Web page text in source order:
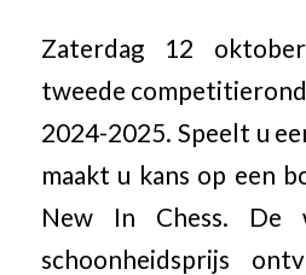
Zaterdag 12
tweede
2024-2025. Speelt u
maakt u kans op een
New In Chess. De
schoonheidsprijs